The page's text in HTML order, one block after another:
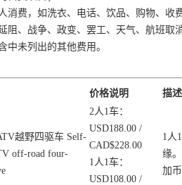
消费，如洗衣、电话、饮品、购物、收
阻、战争、政变、罢工、天气、航班
中未列出的其他费用。
价格说明 描述
越野四驱车 Self-
off-road four-
2人1车：
USD188.00 /
CAD$228.00
1人1车：
USD108.00 /
1人
缘
加